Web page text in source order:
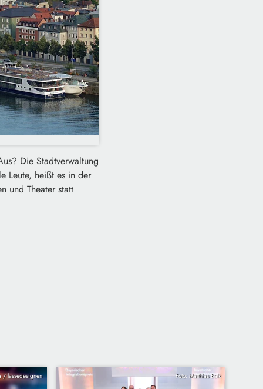
Die Stadtverwaltung
Leute, heißt es in der
und Theater statt
/ lassedesignen Foto: Matthias Balk